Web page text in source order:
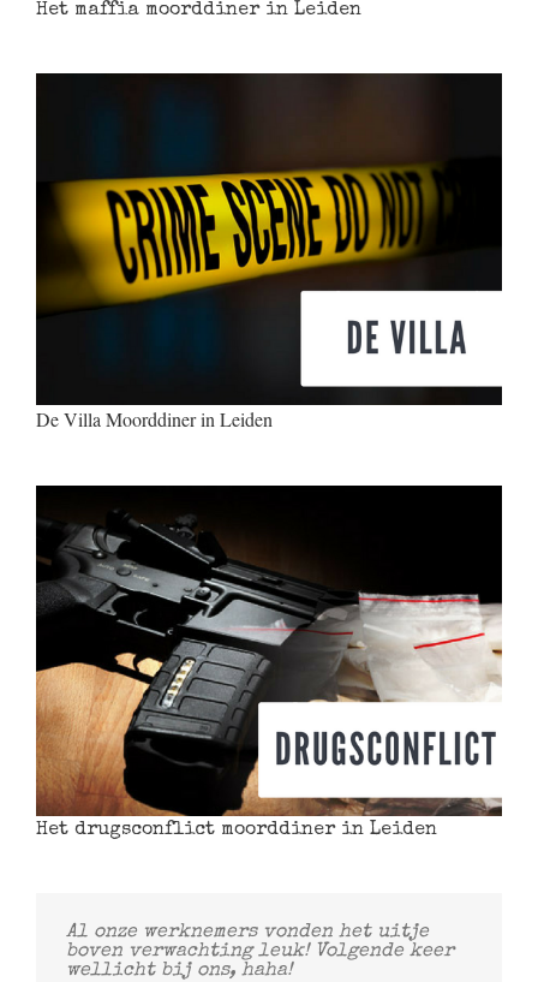
Het maffia moorddiner in Leiden
De Villa Moorddiner in Leiden
Het drugsconflict moorddiner in Leiden
Al onze werknemers vonden het uitje
boven verwachting leuk! Volgende keer
wellicht bij ons, haha!